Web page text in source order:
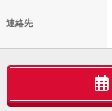
連絡先